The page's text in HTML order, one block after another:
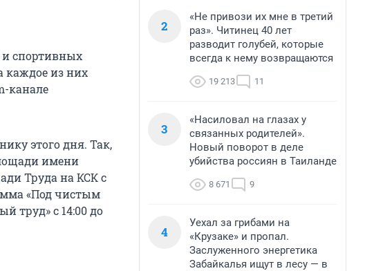
спортивных
каждое из них
канале
этого дня. Так,
имени
Труда на КСК с
«Под чистым
труд» с 14:00 до
2
«Не привози их мне в третий
раз». Читинец 40 лет
разводит голубей, которые
всегда к нему возвращаются
19 213 11
3
«Насиловал на глазах у
связанных родителей».
Новый поворот в деле
убийства россиян в Таиланде
8 671 9
4
Уехал за грибами на
«Крузаке» и пропал.
Заслуженного энергетика
Забайкалья ищут в лесу — в